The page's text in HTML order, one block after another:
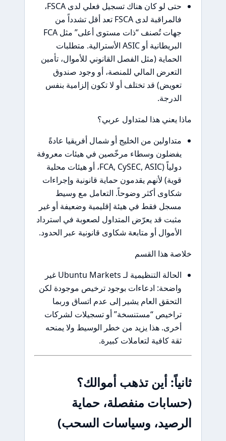
حتى لو كان هناك تسجيل فعلي لدى FSCA،
فالمراقبة لدى FSCA تعد أقل تشدداً من
جهات تُصنف “ذات مستوى أعلى” مثل FCA
البريطانية أو ASIC الأسترالية. متطلبات
الحماية (مثل الفصل القانوني للأموال، تأمين
التعرض المالي للمنصة، أو وجود صندوق
تعويض) قد تختلف أو لا تكون إلزامية بنفس
الدرجة.
ماذا يعني هذا لمتداول عربي؟
متداولين من الخليج أو شمال أفريقيا عادةً
يفضلون وسطاء مرخّصين في هيئات معروفة
دولياً (FCA, CySEC, ASIC، أو هيئات محلية
قوية) لأنهم يقدمون حماية قانونية وإجراءات
شكاوى أكثر وضوحاً. التعامل مع وسيط
مسجل فقط في هيئة إقليمية وضعيفة أو غير
مثبت قد يعرّض المتداول لصعوبة في استرداد
الأموال أو متابعة شكاوى قانونية عبر الحدود.
خلاصة هذا القسم
الحالة التنظيمية لـ Ubuntu Markets غير
واضحة: ادعاءات بوجود ترخيص موجودة لكن
التحقق العام يشير إلى عدم اتساق وربما
تراخيص “مستنسخة” أو تسجيلات لشركات
أخرى. هذا يزيد من خطر الوسيط ولا يمنحه
ثقة كافية لتعاملات كبيرة.
ثانياً: أين تذهب أموالك؟
(حسابات منفصلة، حماية
الرصيد، وسياسات السحب)